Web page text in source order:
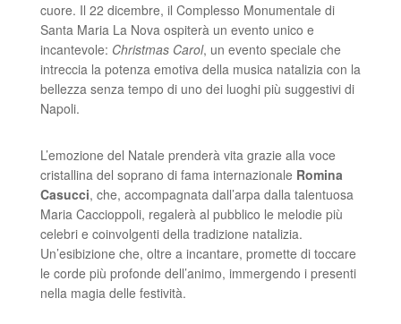
cuore. Il 22 dicembre, il Complesso Monumentale di
Santa Maria La Nova ospiterà un evento unico e
incantevole: Christmas Carol, un evento speciale che
intreccia la potenza emotiva della musica natalizia con la
bellezza senza tempo di uno dei luoghi più suggestivi di
Napoli.
L’emozione del Natale prenderà vita grazie alla voce
cristallina del soprano di fama internazionale Romina
Casucci, che, accompagnata dall’arpa dalla talentuosa
Maria Caccioppoli, regalerà al pubblico le melodie più
celebri e coinvolgenti della tradizione natalizia.
Un’esibizione che, oltre a incantare, promette di toccare
le corde più profonde dell’animo, immergendo i presenti
nella magia delle festività.